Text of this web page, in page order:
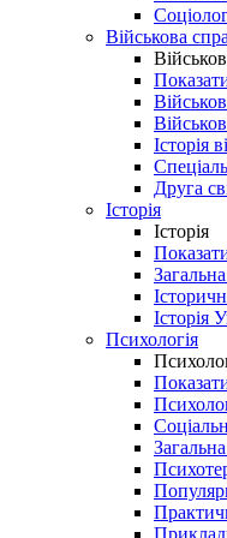
Військова
Історія
Друга
Історія
Історія
Загальна
Історія
Психологія